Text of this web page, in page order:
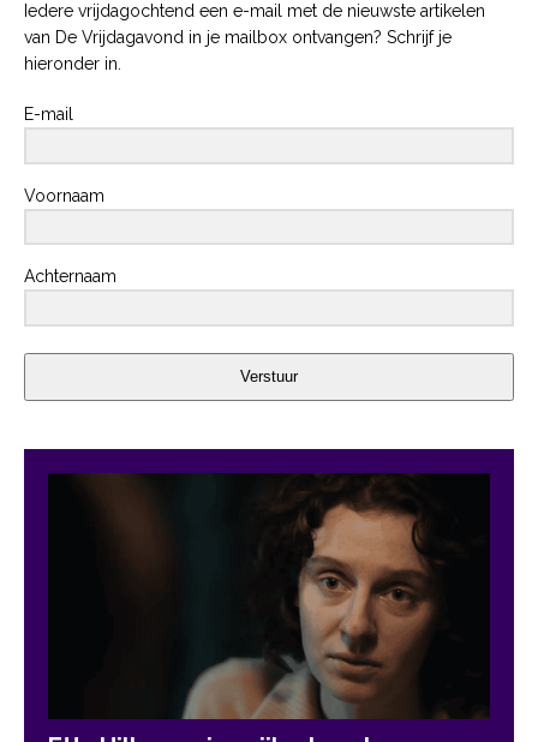
Iedere vrijdagochtend een e-mail met de nieuwste artikelen
van De Vrijdagavond in je mailbox ontvangen? Schrijf je
hieronder in.
E-mail
Voornaam
Achternaam
Verstuur